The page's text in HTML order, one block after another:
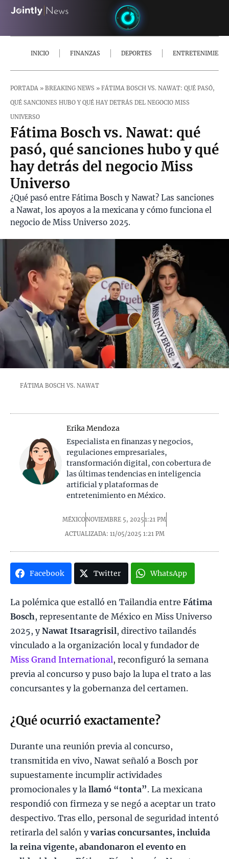
INICIO FINANZAS DEPORTES
PORTADA » BREAKING NEWS » FÁTIMA BOSCH VS. NAWAT: QUÉ PASÓ,
QUÉ SANCIONES HUBO Y QUÉ HAY DETRÁS DEL NEGOCIO MISS
UNIVERSO
Fátima Bosch vs. Nawat: qué
pasó, qué sanciones hubo y qué
hay detrás del negocio Miss
Universo
¿Qué pasó entre Fátima Bosch y Nawat? Las sanciones
a Nawat, los apoyos a la mexicana y cómo funciona el
negocio de Miss Universo 2025.
FÁTIMA BOSCH VS. NAWAT
Erika Mendoza
Especialista en finanzas y negocios,
regulaciones empresariales,
transformación digital, con cobertura de
las últimas tendencias en inteligencia
artificial y plataformas de
entretenimiento en México.
MÉXICONOVIEMBRE 5, 20251:21 PM
ACTUALIZADA: 11/05/2025 1:21 PM
Facebook Twitter WhatsApp
La polémica que estalló en Tailandia entre Fátima
Bosch, representante de México en Miss Universo
2025, yNawat Itsaragrisil, directivo tailandés
vinculado a la organización local y fundador de
Miss Grand International, reconfiguró la semana
previa al concurso y puso bajo la lupa el trato a las
concursantes y la gobernanza del certamen.
¿Qué ocurrió exactamente?
Durante una reunión previa al concurso,
transmitida en vivo, Nawat señaló a Bosch por
supuestamente incumplir actividades
promocionales y la llamó “tonta”. La mexicana
respondió con firmeza y se negó a aceptar un trato
despectivo. Tras ello, personal de seguridad intentó
retirarla del salón yvarias concursantes, incluida
la reina vigente, abandonaron el evento en